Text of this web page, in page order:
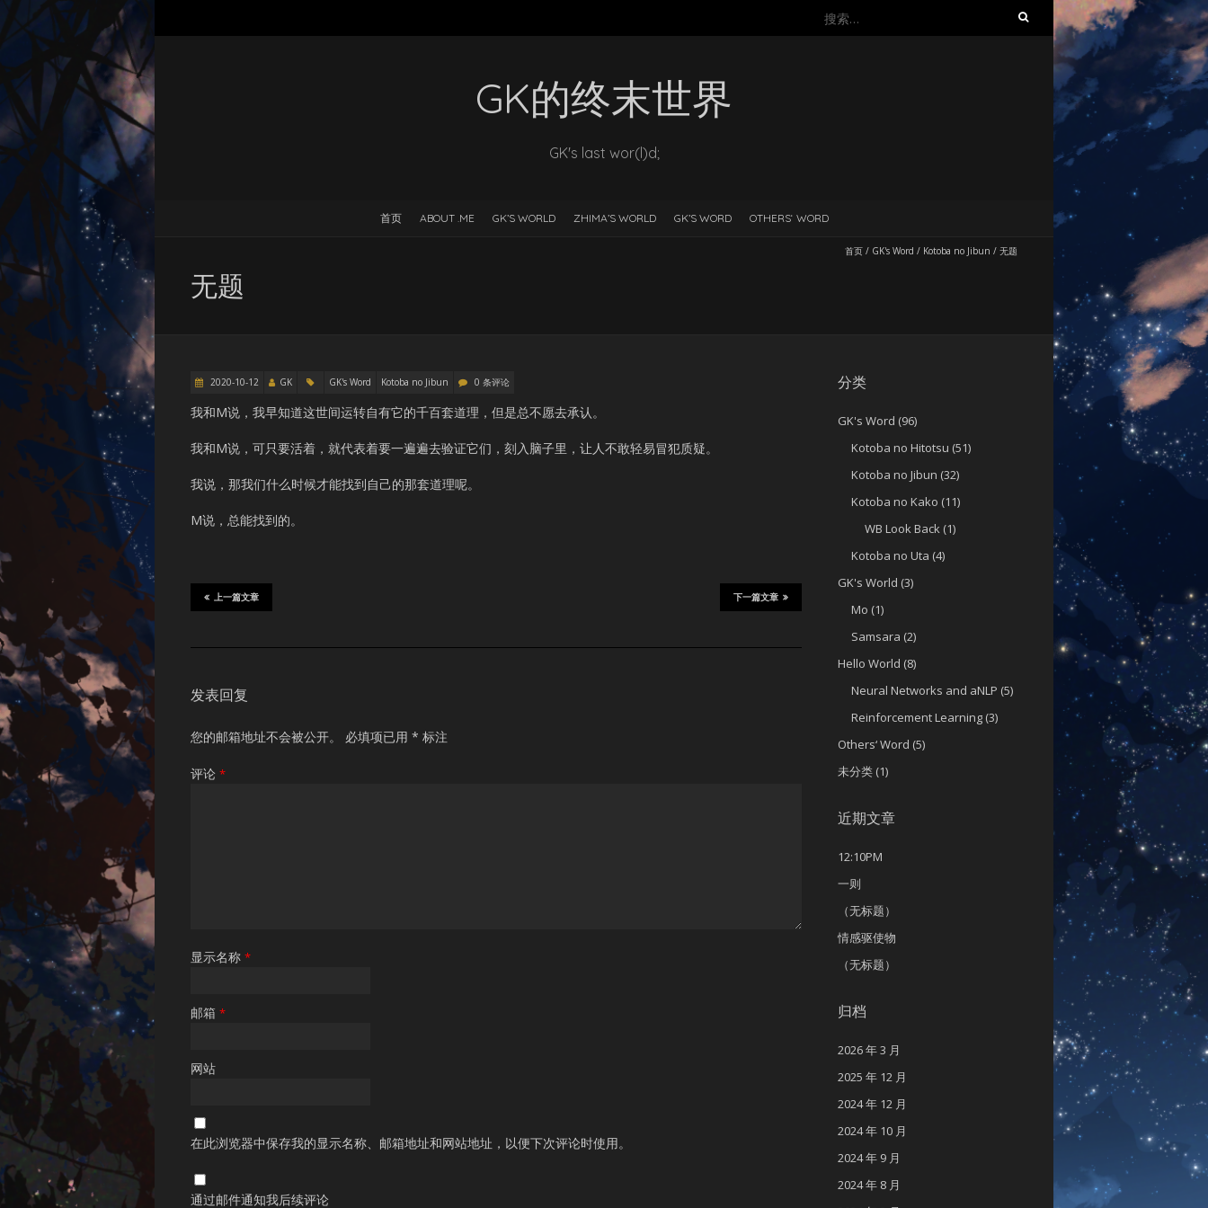
搜
GK的终末世界
GK's last wor(l)d;
首页 ABOUT .ME GK’S WORLD ZHIMA’S WORLD GK’S WORD OTHERS‘ WORD
首页 / GK's Word / Kotoba no Jibun / 无题
无题
2020-10-12 GK GK's Word Kotoba no Jibun 0 条评论
我和M说，我早知道这世间运转自有它的千百套道理，但是总不愿去承认。
我和M说，可只要活着，就代表着要一遍遍去验证它们，刻入脑子里，让人不敢轻易冒犯质疑。
我说，那我们什么时候才能找到自己的那套道理呢。
M说，总能找到的。
下一篇文章
上一篇文章
发表回复
您的邮箱地址不会被公开。 必填项已用 * 标注
评论 *
显示名称 *
邮箱 *
网站
在此浏览器中保存我的显示名称、邮箱地址和网站地址，以便下次评论时使用。
通过邮件通知我后续评论
分类
GK's Word (96)
Kotoba no Hitotsu (51)
Kotoba no Jibun (32)
Kotoba no Kako (11)
WB Look Back (1)
Kotoba no Uta (4)
GK's World (3)
Mo (1)
Samsara (2)
Hello World (8)
Neural Networks and aNLP (5)
Reinforcement Learning (3)
Others‘ Word (5)
未分类 (1)
近期文章
12:10PM
一则
（无标题）
情感驱使物
（无标题）
归档
2026 年 3 月
2025 年 12 月
2024 年 12 月
2024 年 10 月
2024 年 9 月
2024 年 8 月